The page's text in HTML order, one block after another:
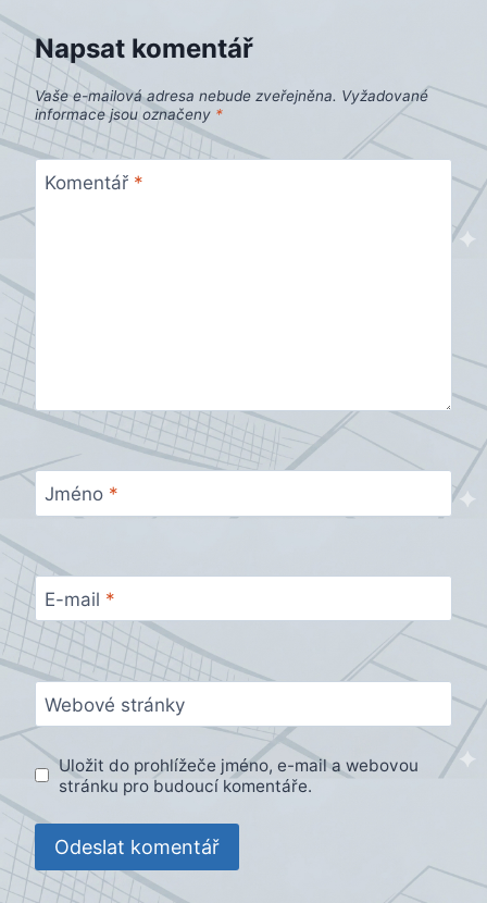
Napsat komentář
Vaše e-mailová adresa nebude zveřejněna. Vyžadované
informace jsou označeny *
Komentář *
Jméno *
E-mail *
Webové stránky
Uložit do prohlížeče jméno, e-mail a webovou
stránku pro budoucí komentáře.